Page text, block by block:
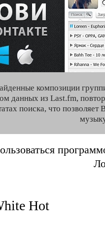
композиции
данных из Last.fm,
поиска, что
Hot